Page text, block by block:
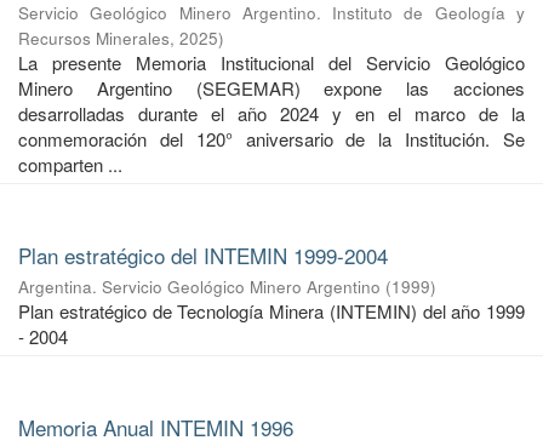
Servicio Geológico Minero Argentino. Instituto de Geología y
Recursos Minerales, 2025)
La presente Memoria Institucional del Servicio Geológico
Minero Argentino (SEGEMAR) expone las acciones
desarrolladas durante el año 2024 y en el marco de la
conmemoración del 120° aniversario de la Institución. Se
comparten ...
Plan estratégico del INTEMIN 1999-2004
Argentina. Servicio Geológico Minero Argentino (1999)
Plan estratégico de Tecnología Minera (INTEMIN) del año 1999
- 2004
Memoria Anual INTEMIN 1996